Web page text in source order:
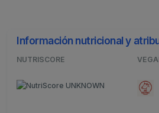
Información nutricional y
NUTRISCORE